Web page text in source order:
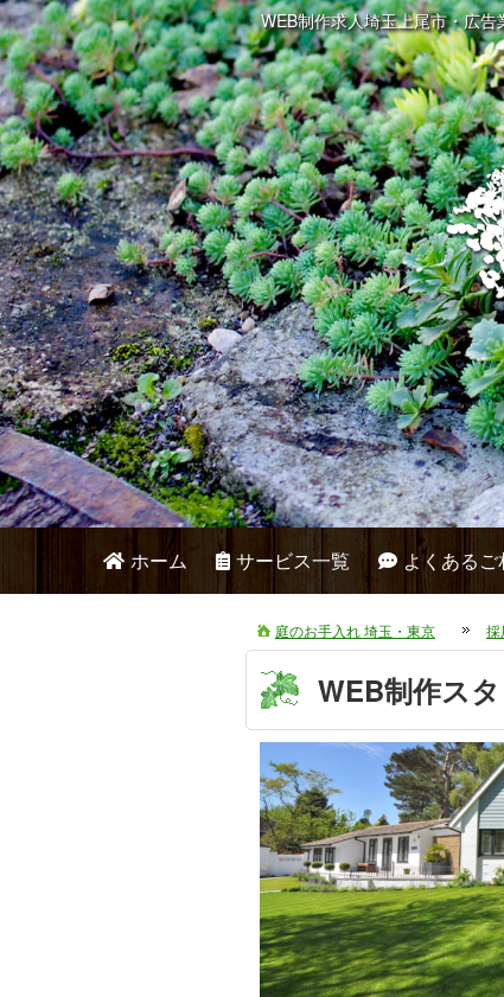
WEB制作求人埼玉上尾市・広
ホーム サービス一覧 よくあるご
庭のお手入れ 埼玉・東京 採
WEB制作ス